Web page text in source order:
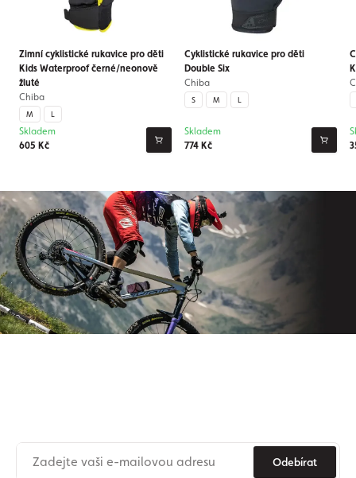
Zimní cyklistické rukavice pro děti
Kids Waterproof černé/neonově
žluté
Chiba
M L
605 Kč
Skladem
Cyklistické rukavice pro děti
Double Six
Chiba
S M L
774 Kč
Skladem
Odebírat